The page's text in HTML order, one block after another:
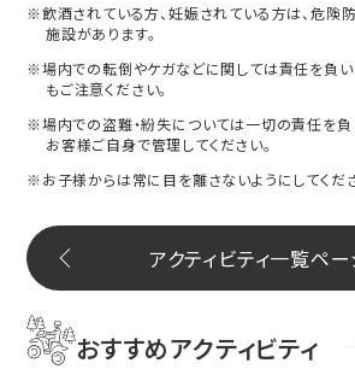
※飲酒されている方、妊娠されている方は、危険
施設があります。
※場内での転倒やケガなどに関しては責任を負い
もご注意ください。
※場内での盗難・紛失については一切の責任を負
お客様ご自身で管理してください。
※お子様からは常に目を離さないようにしてくださ
アクティビティ一覧ペ
おすすめアクティビティ